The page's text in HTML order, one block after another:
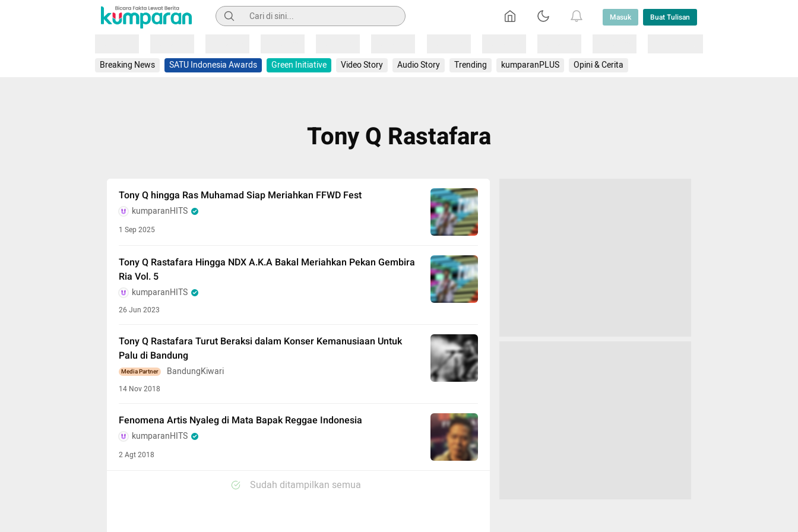
Pencarian Masuk Buat Tulisan
Breaking News SATU Indonesia Awards Green Initiative Video Story Audio Story Trending kumparanPLUS Opini & Cerita
Tony Q Rastafara
Tony Q hingga Ras Muhamad Siap Meriahkan FFWD Fest
kumparanHITS
1 Sep 2025
Tony Q Rastafara Hingga NDX A.K.A Bakal Meriahkan Pekan Gembira
Ria Vol. 5
kumparanHITS
26 Jun 2023
Tony Q Rastafara Turut Beraksi dalam Konser Kemanusiaan Untuk
Palu di Bandung
Media Partner BandungKiwari
14 Nov 2018
Fenomena Artis Nyaleg di Mata Bapak Reggae Indonesia
kumparanHITS
2 Agt 2018
Sudah ditampilkan semua